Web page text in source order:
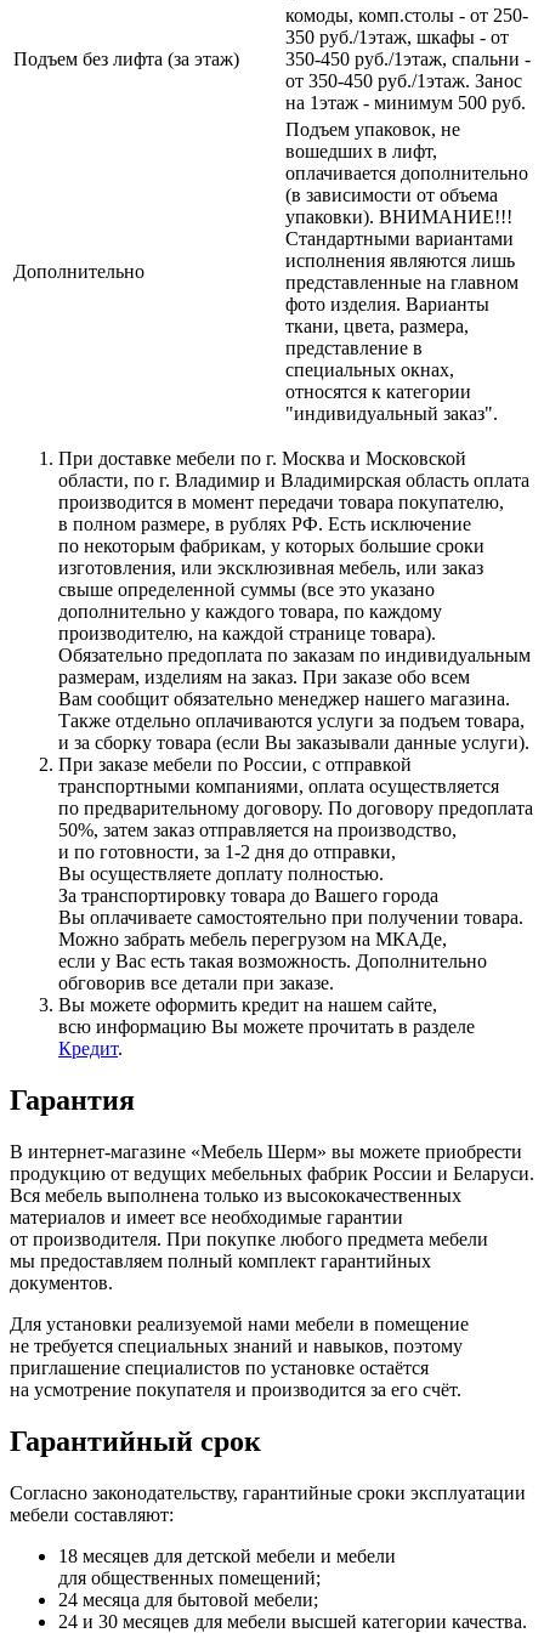
Подъем без лифта (за этаж)
комоды, комп.столы - от 250-
350 руб./1этаж, шкафы - от
350-450 руб./1этаж, спальни -
от 350-450 руб./1этаж. Занос
на 1этаж - минимум 500 руб.
Дополнительно
Подъем упаковок, не
вошедших в лифт,
оплачивается дополнительно
(в зависимости от объема
упаковки). ВНИМАНИЕ!!!
Стандартными вариантами
исполнения являются лишь
представленные на главном
фото изделия. Варианты
ткани, цвета, размера,
представление в
специальных окнах,
относятся к категории
"индивидуальный заказ".
При доставке мебели по г. Москва и Московской
области, по г. Владимир и Владимирская область оплата
производится в момент передачи товара покупателю,
в полном размере, в рублях РФ. Есть исключение
по некоторым фабрикам, у которых большие сроки
изготовления, или эксклюзивная мебель, или заказ
свыше определенной суммы (все это указано
дополнительно у каждого товара, по каждому
производителю, на каждой странице товара).
Обязательно предоплата по заказам по индивидуальным
размерам, изделиям на заказ. При заказе обо всем
Вам сообщит обязательно менеджер нашего магазина.
Также отдельно оплачиваются услуги за подъем товара,
и за сборку товара (если Вы заказывали данные услуги).
При заказе мебели по России, с отправкой
транспортными компаниями, оплата осуществляется
по предварительному договору. По договору предоплата
50%, затем заказ отправляется на производство,
и по готовности, за 1-2 дня до отправки,
Вы осуществляете доплату полностью.
За транспортировку товара до Вашего города
Вы оплачиваете самостоятельно при получении товара.
Можно забрать мебель перегрузом на МКАДе,
если у Вас есть такая возможность. Дополнительно
обговорив все детали при заказе.
Вы можете оформить кредит на нашем сайте,
всю информацию Вы можете прочитать в разделе
Кредит.
Гарантия
В интернет-магазине «Мебель Шерм» вы можете приобрести
продукцию от ведущих мебельных фабрик России и Беларуси.
Вся мебель выполнена только из высококачественных
материалов и имеет все необходимые гарантии
от производителя. При покупке любого предмета мебели
мы предоставляем полный комплект гарантийных
документов.
Для установки реализуемой нами мебели в помещение
не требуется специальных знаний и навыков, поэтому
приглашение специалистов по установке остаётся
на усмотрение покупателя и производится за его счёт.
Гарантийный срок
Согласно законодательству, гарантийные сроки эксплуатации
мебели составляют:
18 месяцев для детской мебели и мебели
для общественных помещений;
24 месяца для бытовой мебели;
24 и 30 месяцев для мебели высшей категории качества.